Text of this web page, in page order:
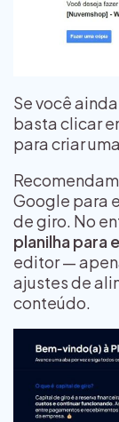
Se você
basta clicar
para criar
Google para
de giro. No
planilha para
editor —
ajustes de
conteúdo.